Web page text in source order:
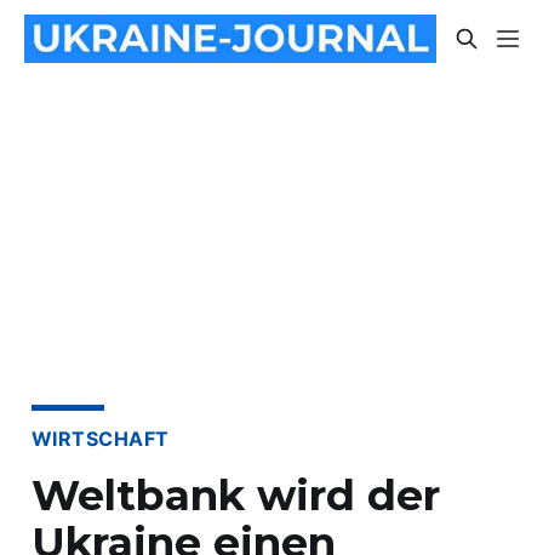
WIRTSCHAFT
Weltbank wird der
Ukraine einen